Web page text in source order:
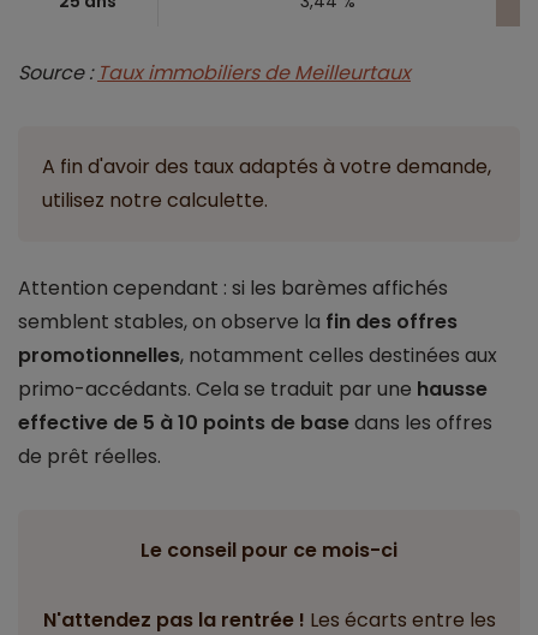
Source : Taux immobiliers de Meilleurtaux
A fin d'avoir des taux adaptés à votre demande,
utilisez notre calculette.
Attention cependant : si les barèmes affichés
semblent stables, on observe la fin des offres
promotionnelles, notamment celles destinées aux
primo-accédants. Cela se traduit par une hausse
effective de 5 à 10 points de basedans les offres
de prêt réelles.
Le conseil pour ce mois-ci
N'attendez pas la rentrée ! Les écarts entre les